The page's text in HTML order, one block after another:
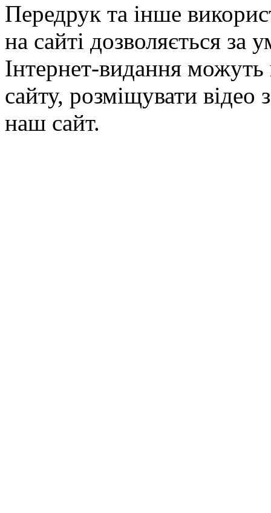
Передрук та інше
на сайті дозволяється
Інтернет-видання можуть
сайту, розміщувати відео
наш сайт.